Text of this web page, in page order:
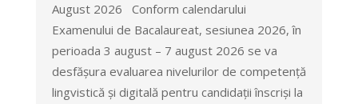
August 2026 Conform calendarului
Examenului de Bacalaureat, sesiunea 2026, în
perioada 3 august – 7 august 2026 se va
desfășura evaluarea nivelurilor de competență
lingvistică și digitală pentru candidații înscriși la